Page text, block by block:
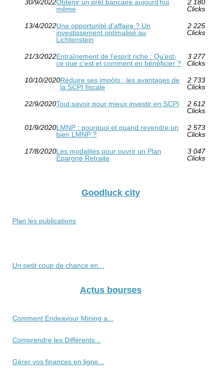
30/9/2022Obtenir un prêt bancaire aujourd’hui
même
2 180
Clicks
13/4/2022Une opportunité d’affaire ? Un
investissement optimalisé au
Lichtenstein
2 225
Clicks
21/3/2022Entraînement de l'esprit riche : Qu'est-
ce que c'est et comment en bénéficier ?
3 277
Clicks
10/10/2020Réduire ses impôts : les avantages de
la SCPI fiscale
2 733
Clicks
22/9/2020Tout savoir pour mieux investir en SCPI
2 612
Clicks
01/9/2020LMNP : pourquoi et quand revendre un
bien LMNP ?
2 573
Clicks
17/8/2020Les modalités pour ouvrir un Plan
Epargne Retraite
3 047
Clicks
Goodluck city
Plan les publications
Un petit coup de chance en...
Actus bourses
Comment Endeavour Mining a...
Comprendre les Différents...
Gérer vos finances en ligne...